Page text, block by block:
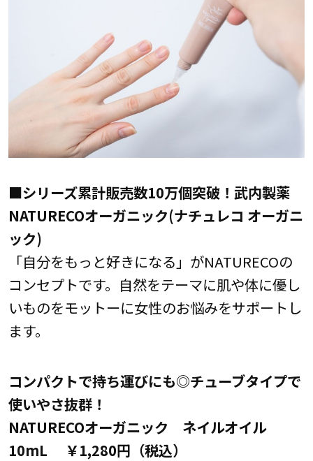
■シリーズ累計販売数10万個突破！武内製薬
NATURECOオーガニック(ナチュレコ オーガニ
ック)
「自分をもっと好きになる」がNATURECOの
コンセプトです。自然をテーマに肌や体に優し
いものをモットーに女性のお悩みをサポートし
ます。
コンパクトで持ち運びにも◎チューブタイプで
使いやさ抜群！
NATURECOオーガニック ネイルオイル
10mL ￥1,280円（税込）